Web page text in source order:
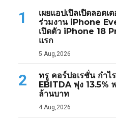
1
เผยแอปเปิลเปิดลอต
ร่วมงาน iPhone
เปิดตัว iPhone 18
แรก
5 Aug,2026
2
ทรู คอร์ปอเรชั่น กำไ
EBITDA พุ่ง 13.5%
ล้านบาท
4 Aug,2026